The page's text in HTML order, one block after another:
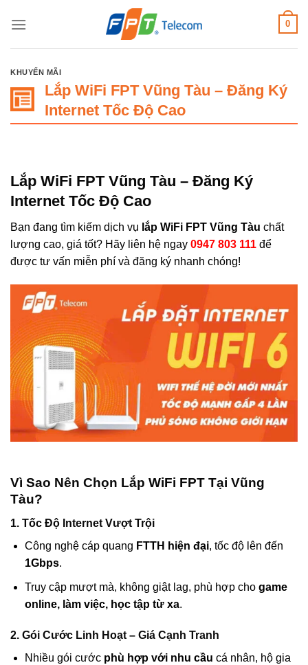
qua
0
KHUYẾN MÃI
Lắp WiFi FPT Vũng Tàu – Đăng Ký
Internet Tốc Độ Cao
Lắp WiFi FPT Vũng Tàu – Đăng Ký
Internet Tốc Độ Cao
Bạn đang tìm kiếm dịch vụ lắp WiFi FPT Vũng Tàu chất
lượng cao, giá tốt? Hãy liên hệ ngay 0947 803 111 để
được tư vấn miễn phí và đăng ký nhanh chóng!
Vì Sao Nên Chọn Lắp WiFi FPT Tại Vũng
Tàu?
1. Tốc Độ Internet Vượt Trội
Công nghệ cáp quang FTTH hiện đại, tốc độ lên đến
1Gbps.
Truy cập mượt mà, không giật lag, phù hợp cho game
online, làm việc, học tập từ xa.
2. Gói Cước Linh Hoạt – Giá Cạnh Tranh
Nhiều gói cước phù hợp với nhu cầu cá nhân, hộ gia